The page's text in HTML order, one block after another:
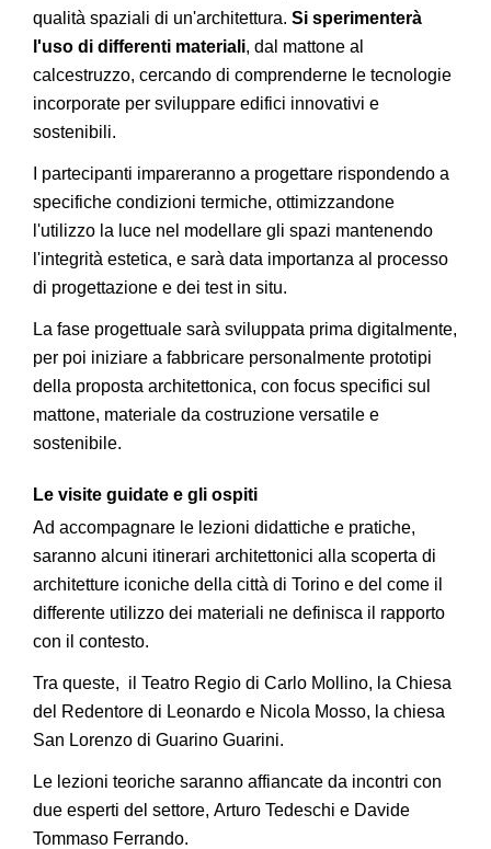
qualità spaziali di un'architettura. Si sperimenterà
l'uso di differenti materiali, dal mattone al
calcestruzzo, cercando di comprenderne le tecnologie
incorporate per sviluppare edifici innovativi e
sostenibili.
I partecipanti impareranno a progettare rispondendo a
specifiche condizioni termiche, ottimizzandone
l'utilizzo la luce nel modellare gli spazi mantenendo
l'integrità estetica, e sarà data importanza al processo
di progettazione e dei test in situ.
La fase progettuale sarà sviluppata prima digitalmente,
per poi iniziare a fabbricare personalmente prototipi
della proposta architettonica, con focus specifici sul
mattone, materiale da costruzione versatile e
sostenibile.
Le visite guidate e gli ospiti
Ad accompagnare le lezioni didattiche e pratiche,
saranno alcuni itinerari architettonici alla scoperta di
architetture iconiche della città di Torino e del come il
differente utilizzo dei materiali ne definisca il rapporto
con il contesto.
Tra queste, il Teatro Regio di Carlo Mollino, la Chiesa
del Redentore di Leonardo e Nicola Mosso, la chiesa
San Lorenzo di Guarino Guarini.
Le lezioni teoriche saranno affiancate da incontri con
due esperti del settore, Arturo Tedeschi e Davide
Tommaso Ferrando.